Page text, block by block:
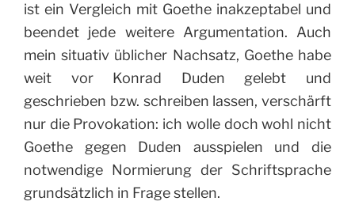
ist ein Vergleich mit Goethe inakzeptabel und
beendet jede weitere Argumentation. Auch
mein situativ üblicher Nachsatz, Goethe habe
weit vor Konrad Duden gelebt und
geschrieben bzw. schreiben lassen, verschärft
nur die Provokation: ich wolle doch wohl nicht
Goethe gegen Duden ausspielen und die
notwendige Normierung der Schriftsprache
grundsätzlich in Frage stellen.